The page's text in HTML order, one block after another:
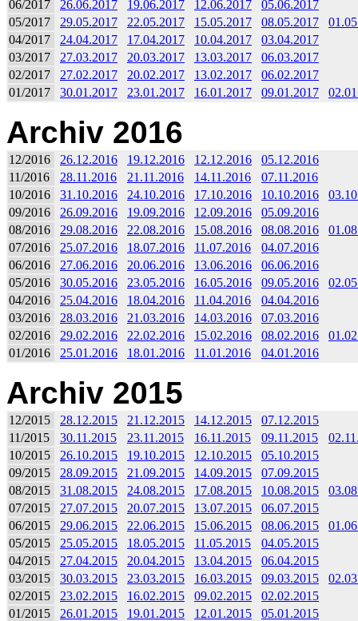
06/2017
26.06.2017 19.06.2017 12.06.2017
05.06.2017
05/2017
29.05.2017 22.05.2017 15.05.2017 08.05.2017
04/2017
24.04.2017 17.04.2017 10.04.2017
03.04.2017
03/2017
27.03.2017 20.03.2017 13.03.2017
06.03.2017
02/2017
27.02.2017 20.02.2017 13.02.2017
06.02.2017
01/2017
30.01.2017 23.01.2017 16.01.2017 09.01.2017
Archiv 2016
12/2016 26.12.2016 19.12.2016 12.12.2016
05.12.2016
11/2016
28.11.2016 21.11.2016 14.11.2016
07.11.2016
10/2016
31.10.2016 24.10.2016 17.10.2016 10.10.2016
09/2016
26.09.2016 19.09.2016 12.09.2016
05.09.2016
08/2016
29.08.2016 22.08.2016 15.08.2016 08.08.2016
07/2016
25.07.2016 18.07.2016 11.07.2016
04.07.2016
06/2016
27.06.2016 20.06.2016 13.06.2016
06.06.2016
05/2016
30.05.2016 23.05.2016 16.05.2016 09.05.2016
04/2016
25.04.2016 18.04.2016 11.04.2016
04.04.2016
03/2016
28.03.2016 21.03.2016 14.03.2016
07.03.2016
02/2016
29.02.2016 22.02.2016 15.02.2016 08.02.2016
01/2016
25.01.2016 18.01.2016 11.01.2016 04.01.2016
Archiv 2015
12/2015 28.12.2015 21.12.2015 14.12.2015
07.12.2015
11/2015
30.11.2015 23.11.2015 16.11.2015 09.11.2015
10/2015
26.10.2015 19.10.2015 12.10.2015
05.10.2015
09/2015
28.09.2015 21.09.2015 14.09.2015
07.09.2015
08/2015
31.08.2015 24.08.2015 17.08.2015 10.08.2015
07/2015
27.07.2015 20.07.2015 13.07.2015
06.07.2015
06/2015
29.06.2015 22.06.2015 15.06.2015 08.06.2015
05/2015
25.05.2015 18.05.2015 11.05.2015
04.05.2015
04/2015
27.04.2015 20.04.2015 13.04.2015
06.04.2015
03/2015
30.03.2015 23.03.2015 16.03.2015 09.03.2015
02/2015
23.02.2015 16.02.2015 09.02.2015
02.02.2015
01/2015
26.01.2015 19.01.2015 12.01.2015 05.01.2015